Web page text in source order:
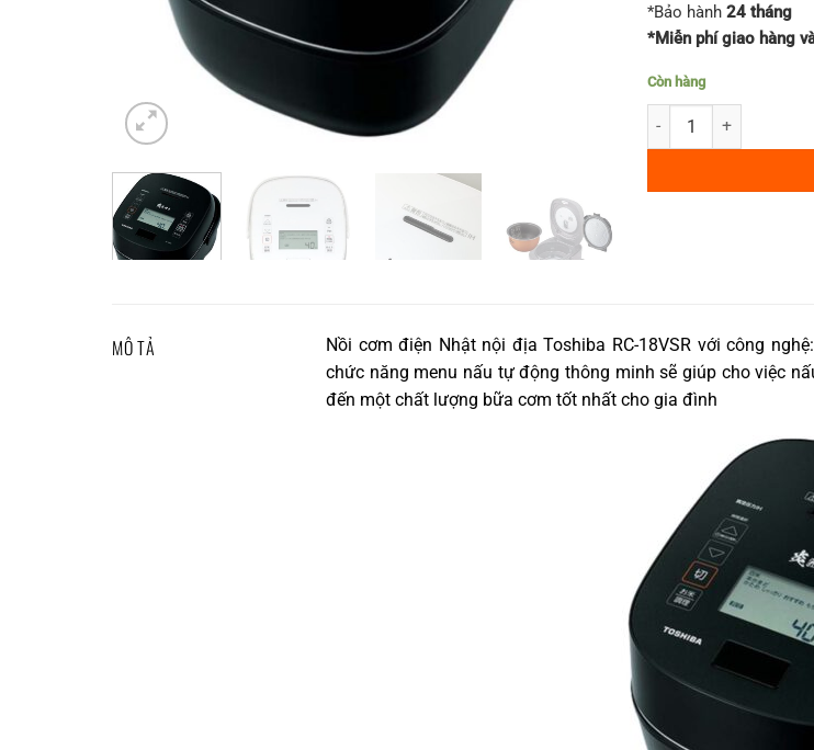
*Bảo hành 24 tháng
*Miễn phí giao hàng
Còn hàng
Nồi cơm điện Toshiba
MÔ TẢ
Nồi cơm điện Nhật nội địa Toshiba RC-18VSR với công
chức năng menu nấu tự động thông minh sẽ giúp cho việc
đến một chất lượng bữa cơm tốt nhất cho gia đình